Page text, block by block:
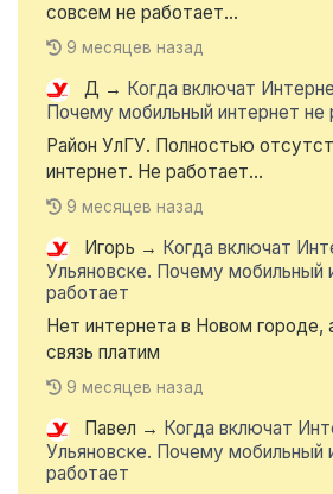
совсем не работает...
9 месяцев назад
Д → Когда включат
Почему мобильный интернет не
Район УлГУ. Полностью
интернет. Не работает...
9 месяцев назад
Игорь → Когда включат
Ульяновске. Почему мобильный
работает
Нет интернета в Новом городе,
связь платим
9 месяцев назад
Павел → Когда включат
Ульяновске. Почему мобильный
работает